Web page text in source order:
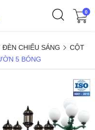
0
ĐÈN CHIẾU SÁNG
CỘT
5 BÓNG